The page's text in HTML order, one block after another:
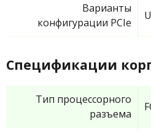
Варианты
конфигурации PCIe
Спецификации
Тип процессорного
разъема